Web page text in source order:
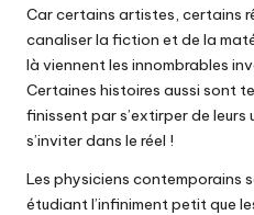
Car certains artistes, certains
canaliser la fiction et de la
là viennent les innombrables
Certaines histoires aussi sont
finissent par s’extirper de leurs
s’inviter dans le réel !
Les physiciens contemporains
étudiant l’infiniment petit que